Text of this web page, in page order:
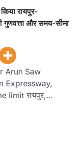
रायपुर-
गुणवत्ता और समय-सीमा
Arun Saw
Expressway,
limit रायपुर,…